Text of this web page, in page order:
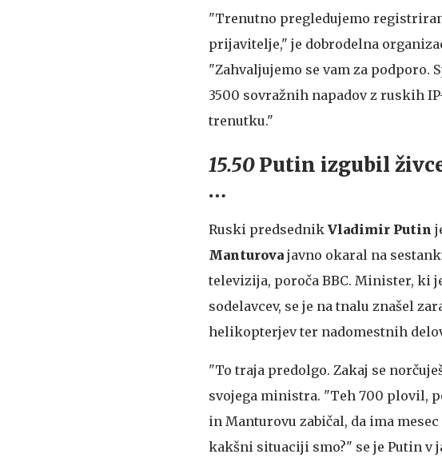
"Trenutno pregledujemo
prijavitelje," je dobrodelna
"Zahvaljujemo se vam za podporo.
3500 sovražnih napadov z ruskih
trenutku."
15.50Putin izgubil
…
Ruski predsednik Vladimir Putin
Manturova javno okaral na
televizija, poroča BBC. Minister, ki
sodelavcev, se je na tnalu znašel
helikopterjev ter nadomestnih
"To traja predolgo. Zakaj se
svojega ministra. "Teh 700 plovil,
in Manturovu zabičal, da ima mesec
kakšni situaciji smo?" se je Putin v